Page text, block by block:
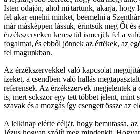
Isten odajön, ahol mi tartunk, akarja, hogy
fel akar emelni minket, beemelni a
már másképpen lássuk, érintsük meg Őt és
érzékszerveken keresztül ismerjük fel a
fogalmat, és ebből jönnek az értékek, az
fel magunkban.
Az érzékszervekkel való kapcsolat
ízeket, a csendben való hallás
referensek. Az érzékszervek megjelentek a
is, mert sokszor egy tett többet jelent, mint
szavak és a mozgás így csengett össze az
A lelkinap elérte célját, hogy bemutassa,
Jézus hogyan szólít meg mindenkit.